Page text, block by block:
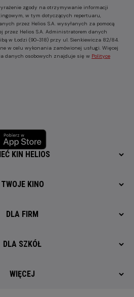
zgody na otrzymywanie informacji
w tym dotyczących repertuaru,
przez Helios S.A. wysyłanych za pomocą
przez Helios S.A. Administratorem danych
w Łodzi (90-318) przy ul. Sienkiewicza 82/84.
w celu wykonania zamówionej usługi. Więcej
danych osobowych znajduje się w Polityce
KIN HELIOS
TWOJE KINO
DLA FIRM
DLA SZKÓŁ
WIĘCEJ